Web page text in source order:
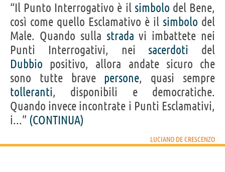
IDENTIKIT E DATI ANAGRAFICI
Nome
Cognome De Crescenzo
Nato 18 agosto 1928 a Napoli
Morto 18 luglio 2019
Sesso maschile
Nazionalità italiana
Professione scrittore
Segno zodiacale Leone
LIBRI/FILM DI LUCIANO DE CRESCENZO
“Il Punto Interrogativo è il simbolo del Bene,
così come quello Esclamativo è il simbolo del
Male. Quando sulla strada vi imbattete nei
Punti Interrogativi, nei sacerdoti del
Dubbio positivo, allora andate sicuro che
sono tutte brave persone, quasi sempre
tolleranti, disponibili e democratiche.
Quando invece incontrate i Punti Esclamativi,
i...” (CONTINUA)
LUCIANO DE CRESCENZO